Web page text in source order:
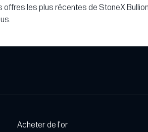
les plus récentes de StoneX
Acheter de l'or